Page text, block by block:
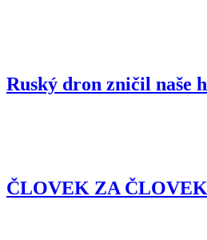
Ruský dron zničil naše
ČLOVEK ZA